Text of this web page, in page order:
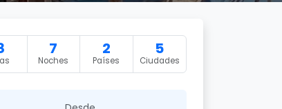
7
Noches
2
Países
5
Ciudades